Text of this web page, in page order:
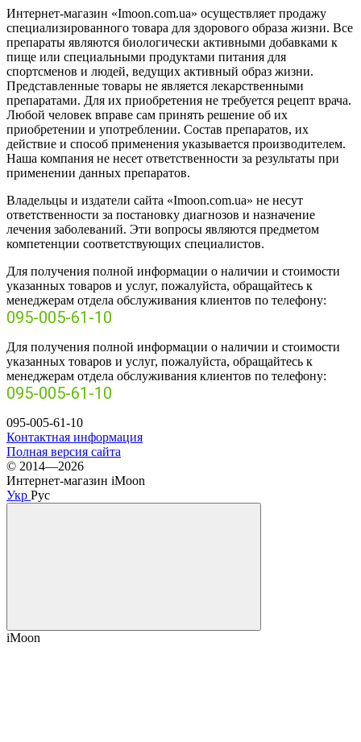
Интернет-магазин «Imoon.com.ua» осуществляет продажу
специализированного товара для здорового образа жизни. Все
препараты являются биологически активными добавками к
пище или специальными продуктами питания для
спортсменов и людей, ведущих активный образ жизни.
Представленные товары не является лекарственными
препаратами. Для их приобретения не требуется рецепт врача.
Любой человек вправе сам принять решение об их
приобретении и употреблении. Состав препаратов, их
действие и способ применения указывается производителем.
Наша компания не несет ответственности за результаты при
применении данных препаратов.
Владельцы и издатели сайта «Imoon.com.ua» не несут
ответственности за постановку диагнозов и назначение
лечения заболеваний. Эти вопросы являются предметом
компетенции соответствующих специалистов.
Для получения полной информации о наличии и стоимости
указанных товаров и услуг, пожалуйста, обращайтесь к
менеджерам отдела обслуживания клиентов по телефону:
095-005-61-10
Для получения полной информации о наличии и стоимости
указанных товаров и услуг, пожалуйста, обращайтесь к
менеджерам отдела обслуживания клиентов по телефону:
095-005-61-10
095-005-61-10
Контактная информация
Полная версия сайта
© 2014—2026
Интернет-магазин iMoon
Укр Рус
iMoon